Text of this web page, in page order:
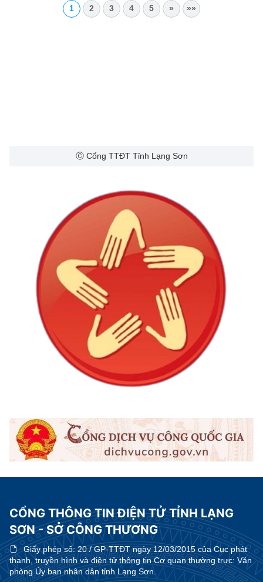
1 2 3 4 5 » »»
Ⓒ Cổng TTĐT Tỉnh Lạng Sơn
CỔNG THÔNG TIN ĐIỆN TỬ TỈNH LẠNG
SƠN - SỞ CÔNG THƯƠNG
Giấy phép số:20 / GP-TTĐT ngày 12/03/2015 của Cục phát
thanh, truyền hình và điện tử thông tin Cơ quan thường trực: Văn
phòng Ủy ban nhân dân tỉnh Lạng Sơn.